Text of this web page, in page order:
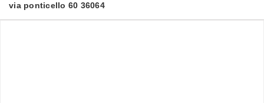
via ponticello 60 36064